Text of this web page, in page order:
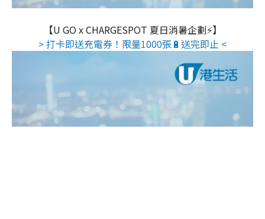
【U GO x CHARGESPOT 夏日消暑企劃⚡】
> 打卡即送充電券！限量1000張🔋送完即止 <